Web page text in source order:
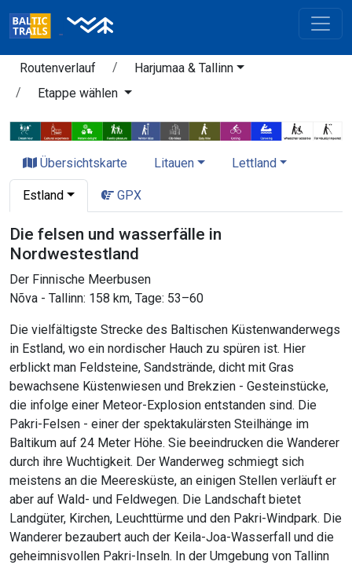
Routenverlauf
Harjumaa & Tallinn
Etappe wählen
Übersichtskarte Litauen Lettland
Estland GPX
Die felsen und wasserfälle in
Nordwestestland
Der Finnische Meerbusen
Nõva - Tallinn: 158 km, Tage: 53–60
Die vielfältigste Strecke des Baltischen Küstenwanderwegs
in Estland, wo ein nordischer Hauch zu spüren ist. Hier
erblickt man Feldsteine, Sandstrände, dicht mit Gras
bewachsene Küstenwiesen und Brekzien - Gesteinstücke,
die infolge einer Meteor-Explosion entstanden sind. Die
Pakri-Felsen - einer der spektakulärsten Steilhänge im
Baltikum auf 24 Meter Höhe. Sie beeindrucken die Wanderer
durch ihre Wuchtigkeit. Der Wanderweg schmiegt sich
meistens an die Meeresküste, an einigen Stellen verläuft er
aber auf Wald- und Feldwegen. Die Landschaft bietet
Landgüter, Kirchen, Leuchttürme und den Pakri-Windpark. Die
Wanderer bezaubert auch der Keila-Joa-Wasserfall und die
geheimnisvollen Pakri-Inseln. In der Umgebung von Tallinn